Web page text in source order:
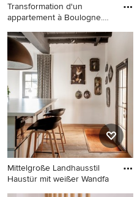
Transformation d'un
appartement à Boulogne.
Nordischer Eingang in Paris
Mittelgroße Landhausstil
Haustür mit weißer Wandfa